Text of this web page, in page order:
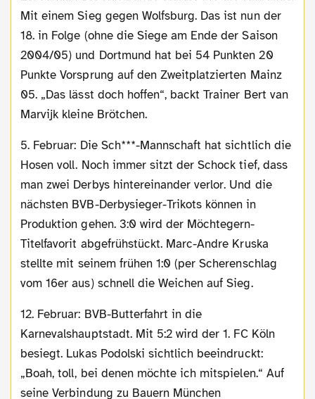
Mit einem Sieg gegen Wolfsburg. Das ist nun der
18. in Folge (ohne die Siege am Ende der Saison
2004/05) und Dortmund hat bei 54 Punkten 20
Punkte Vorsprung auf den Zweitplatzierten Mainz
05. „Das lässt doch hoffen“, backt Trainer Bert van
Marvijk kleine Brötchen.
5. Februar: Die Sch***-Mannschaft hat sichtlich die
Hosen voll. Noch immer sitzt der Schock tief, dass
man zwei Derbys hintereinander verlor. Und die
nächsten BVB-Derbysieger-Trikots können in
Produktion gehen. 3:0 wird der Möchtegern-
Titelfavorit abgefrühstückt. Marc-Andre Kruska
stellte mit seinem frühen 1:0 (per Scherenschlag
vom 16er aus) schnell die Weichen auf Sieg.
12. Februar: BVB-Butterfahrt in die
Karnevalshauptstadt. Mit 5:2 wird der 1. FC Köln
besiegt. Lukas Podolski sichtlich beeindruckt:
„Boah, toll, bei denen möchte ich mitspielen.“ Auf
seine Verbindung zu Bauern München